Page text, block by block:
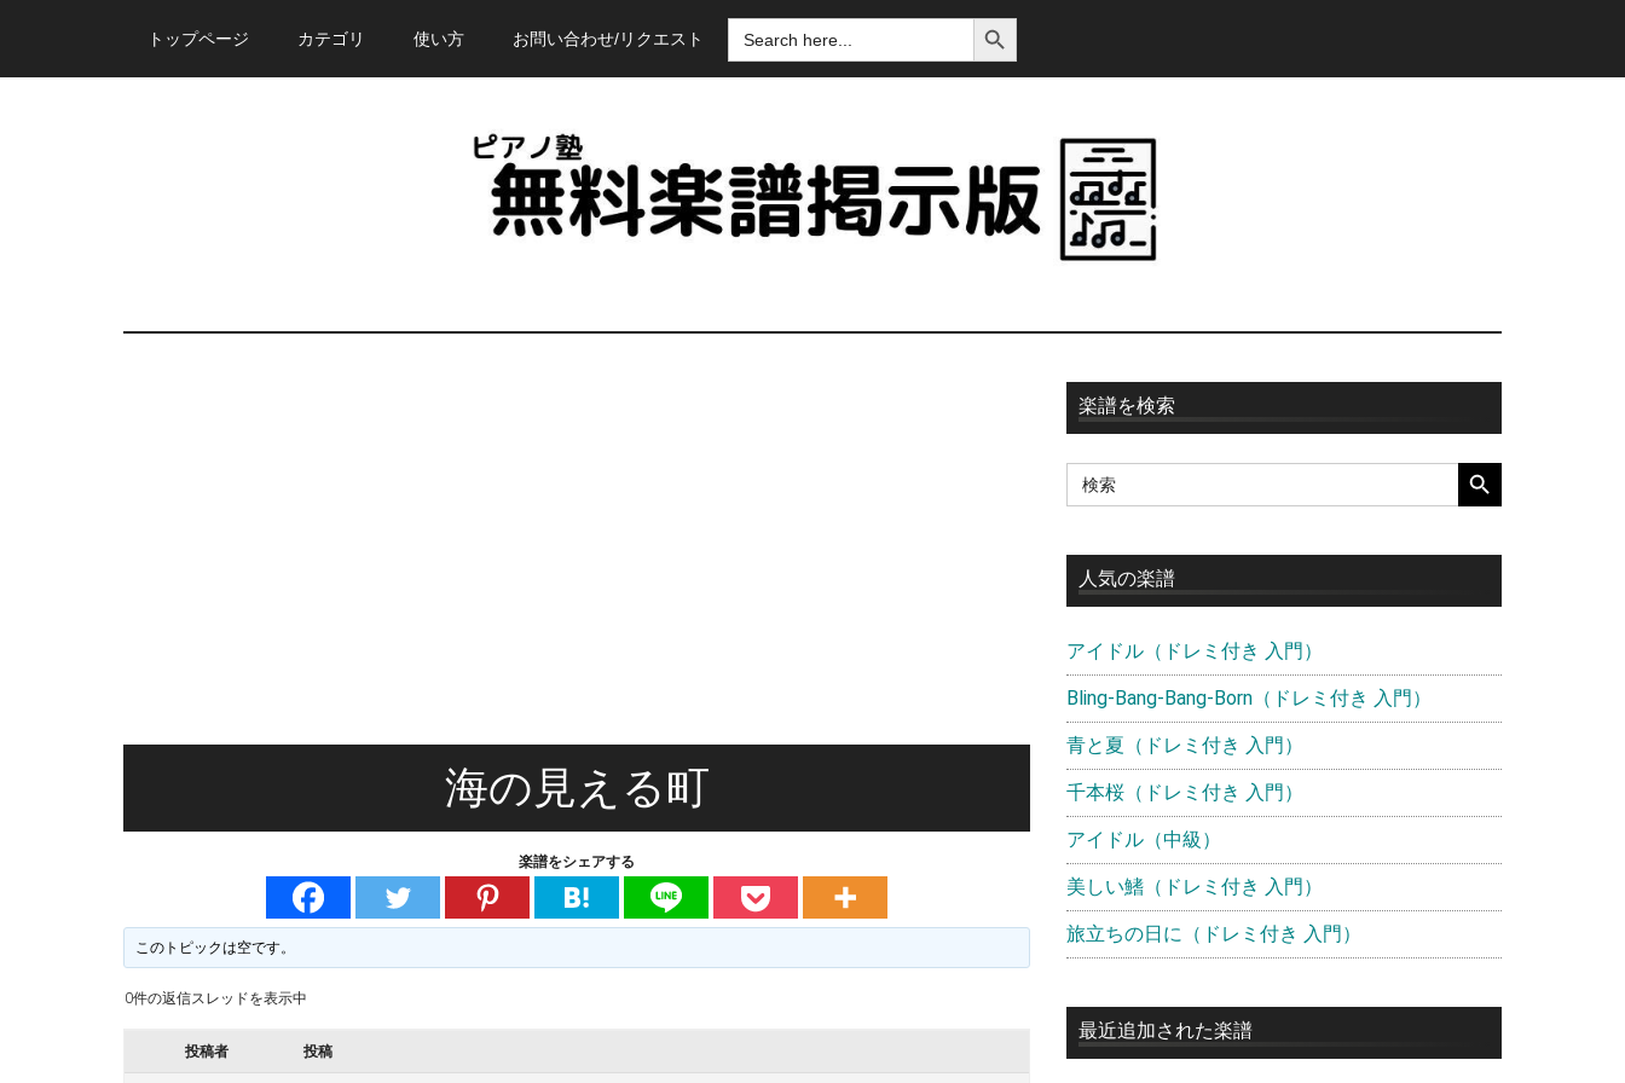
main
primary
footer
トップページ カテゴリ 使い方 お問い合わせ/リクエスト
SEARCH
FOR:
SEARCH BUTTON
ピ
譜
掲
示
板
で
海の見える町
楽譜をシェアする
このトピックは空です。
0件の返信スレッドを表示中
投稿者 投稿
最
初
の
イ
ド
バ
ー
楽譜を検索
Search
for:
SEARCH BUTTON
人気の楽譜
アイドル（ドレミ付き 入門）
Bling-Bang-Bang-Born（ドレミ付き 入門）
青と夏（ドレミ付き 入門）
千本桜（ドレミ付き 入門）
アイドル（中級）
美しい鰭（ドレミ付き 入門）
旅立ちの日に（ドレミ付き 入門）
最近追加された楽譜